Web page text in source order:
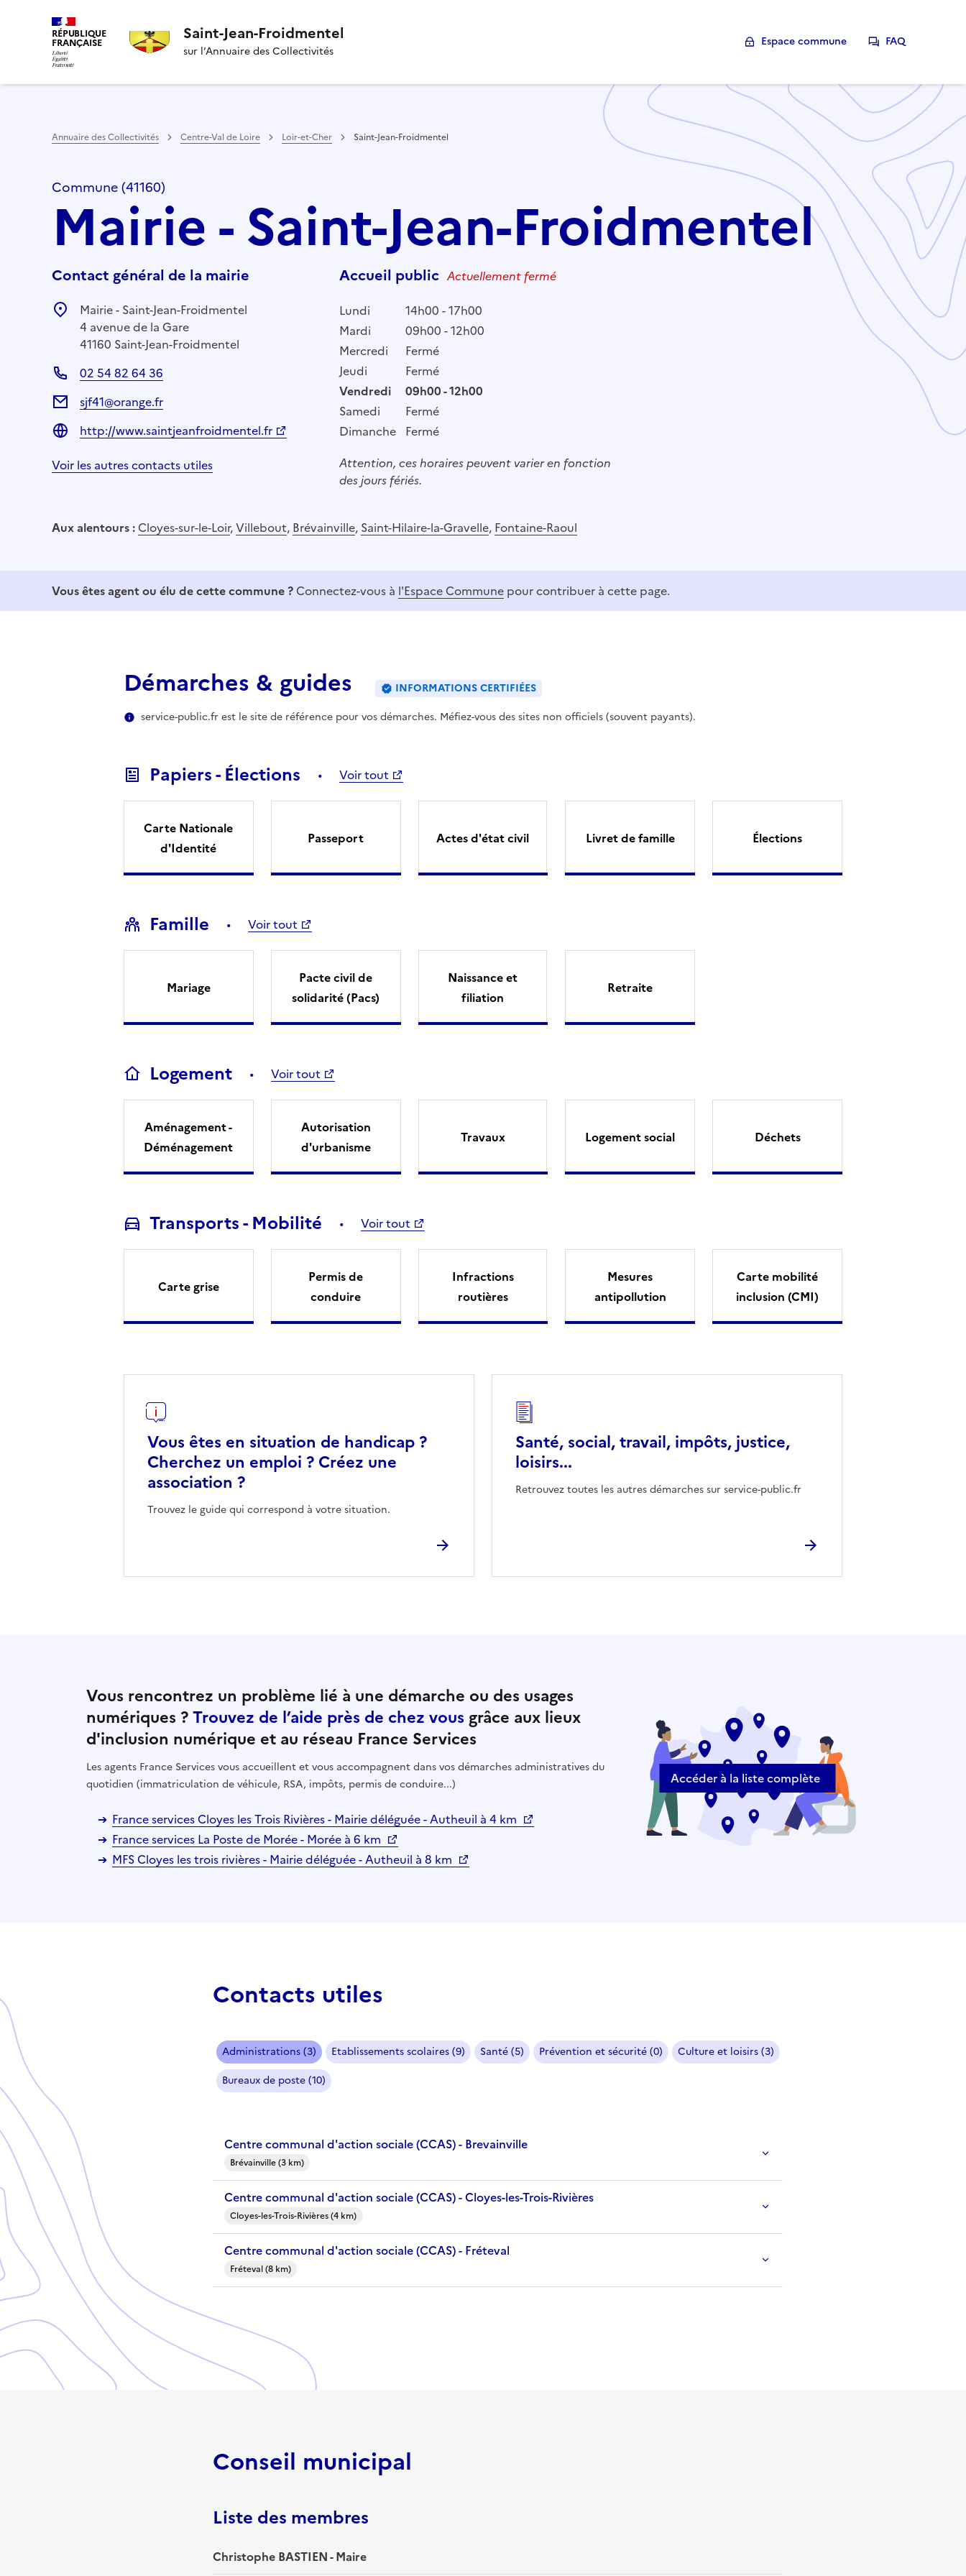
RÉPUBLIQUE
FRANÇAISE Saint-Jean-Froidmentel
sur l’Annuaire des Collectivités
Espace commune FAQ
Annuaire des Collectivités Centre-Val de Loire Loir-et-Cher Saint-Jean-Froidmentel
Commune (41160)
Mairie - Saint-Jean-Froidmentel
Contact général de la mairie
Mairie - Saint-Jean-Froidmentel
4 avenue de la Gare
41160 Saint-Jean-Froidmentel
02 54 82 64 36
sjf41@orange.fr
http://www.saintjeanfroidmentel.fr
Voir les autres contacts utiles
Accueil public Actuellement fermé
Lundi
14h00 - 17h00
Mardi
09h00 - 12h00
Mercredi
Fermé
Jeudi
Fermé
Vendredi
09h00 - 12h00
Samedi
Fermé
Dimanche Fermé
Attention, ces horaires peuvent varier en fonction
des jours fériés.
Aux alentours : Cloyes-sur-le-Loir,Villebout, Brévainville, Saint-Hilaire-la-Gravelle, Fontaine-Raoul
Vous êtes agent ou élu de cette commune ? Connectez-vous à l'Espace Commune pour contribuer à cette page.
Démarches & guides
INFORMATIONS CERTIFIÉES
service-public.fr est le site de référence pour vos démarches. Méfiez-vous des sites non officiels (souvent payants).
Papiers - Élections Voir tout
Carte Nationale
d'Identité
Passeport Actes d'état civil Livret de famille Élections
Famille Voir tout
Mariage
Pacte civil de
solidarité (Pacs)
Naissance et
filiation
Retraite
Logement Voir tout
Aménagement -
Déménagement
Autorisation
d'urbanisme
Travaux Logement social Déchets
Transports - Mobilité Voir tout
Carte grise
Permis de
conduire
Infractions
routières
Mesures
antipollution
Carte mobilité
inclusion (CMI)
Vous êtes en situation de handicap ?
Cherchez un emploi ? Créez une
association ?
Trouvez le guide qui correspond à votre situation.
Santé, social, travail, impôts, justice,
loisirs...
Retrouvez toutes les autres démarches sur service-public.fr
Vous rencontrez un problème lié à une démarche ou des usages
numériques ?Trouvez de l’aide près de chez vous grâce aux lieux
d'inclusion numérique et au réseau France Services
Les agents France Services vous accueillent et vous accompagnent dans vos démarches administratives du
quotidien (immatriculation de véhicule, RSA, impôts, permis de conduire...)
France services Cloyes les Trois Rivières - Mairie déléguée - Autheuil à 4 km
France services La Poste de Morée - Morée à 6 km
MFS Cloyes les trois rivières - Mairie déléguée - Autheuil à 8 km
Accéder à la liste complète
Contacts utiles
Administrations (3) Etablissements scolaires (9) Santé (5) Prévention et sécurité (0)
Culture et loisirs (3)
Bureaux de poste (10)
Centre communal d'action sociale (CCAS) - Brevainville
Brévainville (3 km)
Centre communal d'action sociale (CCAS) - Cloyes-les-Trois-Rivières
Cloyes-les-Trois-Rivières (4 km)
Centre communal d'action sociale (CCAS) - Fréteval
Fréteval (8 km)
Conseil municipal
Liste des membres
Christophe BASTIEN - Maire